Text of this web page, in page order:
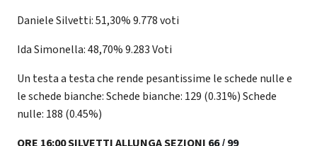
Daniele Silvetti: 51,30% 9.778 voti
Ida Simonella: 48,70% 9.283 Voti
Un testa a testa che rende pesantissime le schede nulle e
le schede bianche: Schede bianche: 129 (0.31%) Schede
nulle: 188 (0.45%)